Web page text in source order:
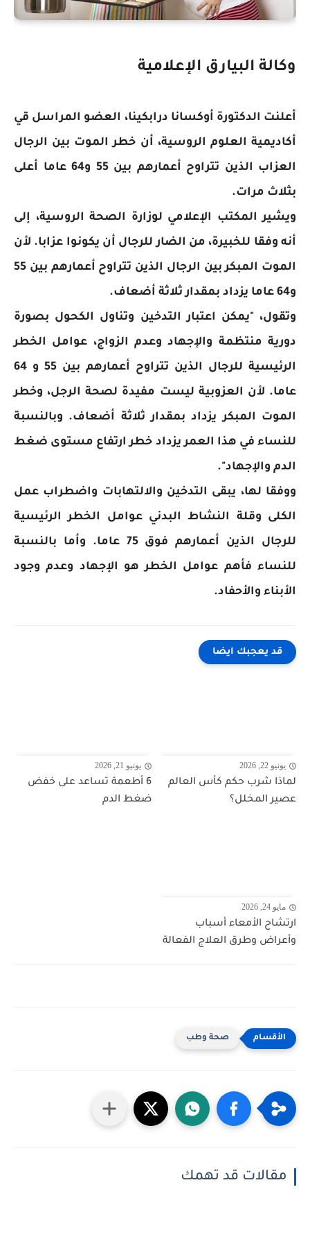
وكالة البيارق الإعلامية
أعلنت الدكتورة أوكسانا درابكينا، العضو المراسل قي
أكاديمية العلوم الروسية، أن خطر الموت بين الرجال
العزاب الذين تتراوح أعمارهم بين 55 و64 عاما أعلى
بثلاث مرات.
ويشير المكتب الإعلامي لوزارة الصحة الروسية، إلى
أنه وفقا للخبيرة، من الضار للرجال أن يكونوا عزابا. لأن
الموت المبكر بين الرجال الذين تتراوح أعمارهم بين 55
و64 عاما يزداد بمقدار ثلاثة أضعاف.
وتقول، "يمكن اعتبار التدخين وتناول الكحول بصورة
دورية منتظمة والإجهاد وعدم الزواج، عوامل الخطر
الرئيسية للرجال الذين تتراوح أعمارهم بين 55 و 64
عاما. لأن العزوبية ليست مفيدة لصحة الرجل، وخطر
الموت المبكر يزداد بمقدار ثلاثة أضعاف. وبالنسبة
للنساء في هذا العمر يزداد خطر ارتفاع مستوى ضغط
الدم والإجهاد".
ووفقا لها، يبقى التدخين والالتهابات واضطراب عمل
الكلى وقلة النشاط البدني عوامل الخطر الرئيسية
للرجال الذين أعمارهم فوق 75 عاما. وأما بالنسبة
للنساء فأهم عوامل الخطر هو الإجهاد وعدم وجود
الأبناء والأحفاد.
قد يعجبك ايضا
يونيو 22, 2026
لماذا شرب حكم كأس العالم
عصير المخلل؟
يونيو 21, 2026
6 أطعمة تساعد على خفض
ضغط الدم
مايو 24, 2026
ارتشاح الأمعاء أسباب
وأعراض وطرق العلاج الفعالة
صحة وطب
مقالات قد تهمك